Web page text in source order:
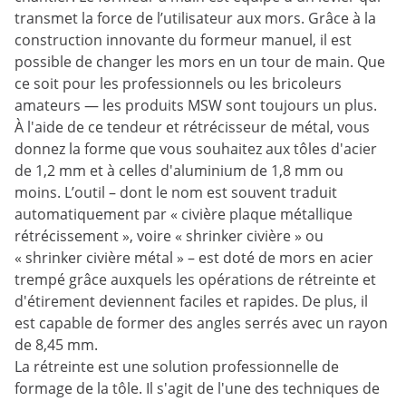
transmet la force de l’utilisateur aux mors. Grâce à la
construction innovante du formeur manuel, il est
possible de changer les mors en un tour de main. Que
ce soit pour les professionnels ou les bricoleurs
amateurs — les produits MSW sont toujours un plus.
À l'aide de ce tendeur et rétrécisseur de métal, vous
donnez la forme que vous souhaitez aux tôles d'acier
de 1,2 mm et à celles d'aluminium de 1,8 mm ou
moins. L’outil – dont le nom est souvent traduit
automatiquement par « civière plaque métallique
rétrécissement », voire « shrinker civière » ou
« shrinker civière métal » – est doté de mors en acier
trempé grâce auxquels les opérations de rétreinte et
d'étirement deviennent faciles et rapides. De plus, il
est capable de former des angles serrés avec un rayon
de 8,45 mm.
La rétreinte est une solution professionnelle de
formage de la tôle. Il s'agit de l'une des techniques de